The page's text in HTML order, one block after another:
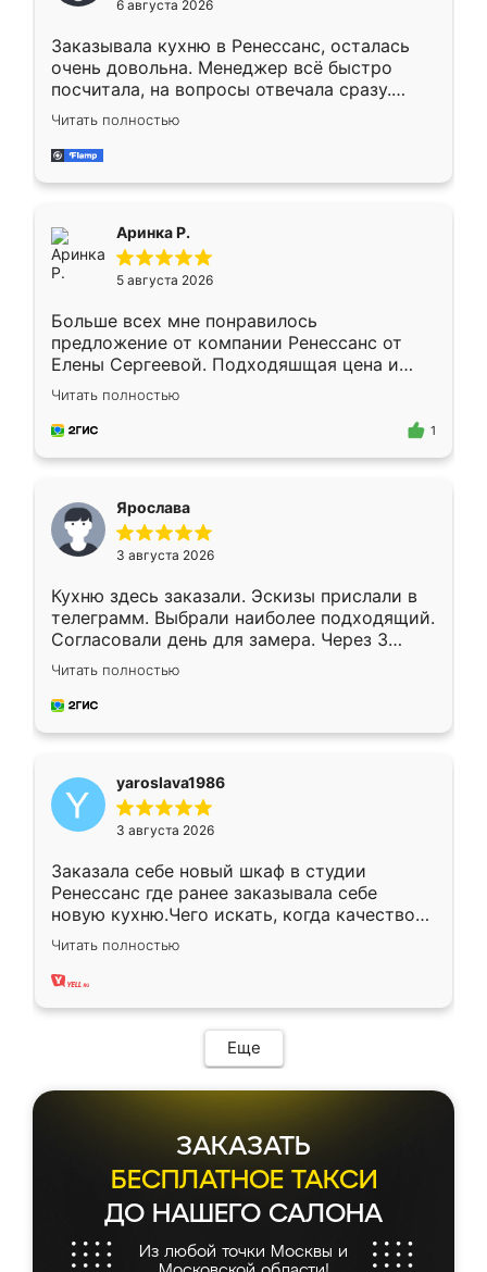
мебели буду заказывать только здесь.
6 августа 2026
Заказывала кухню в Ренессанс, осталась
очень довольна. Менеджер всё быстро
посчитала, на вопросы отвечала сразу.
Замерщик приехал в субботу, подошёл к
делу со всей ответственностью. Собрали
за день, ребята работали аккуратно, даже
Читать полностью
Аринка Р.
5 августа 2026
Больше всех мне понравилось
предложение от компании Ренессанс от
Елены Сергеевой. Подходяшщая цена и
короткие сроки изготовления. Приехавший
для замера сотрудник Владислав
предложил по моему эскизу самый
Читать полностью
1
Ярослава
3 августа 2026
Кухню здесь заказали. Эскизы прислали в
телеграмм. Выбрали наиболее подходящий.
Согласовали день для замера. Через 3
недели кухня была уже готова. Остались
довольны работой. Спасибо Ренессанс
мебель за качественную работу!
Читать полностью
yaroslava1986
3 августа 2026
Заказала себе новый шкаф в студии
Ренессанс где ранее заказывала себе
новую кухню.Чего искать, когда качеством
вполне довольна. Служит кухня уже почти
два года, нареканий нет.
Читать полностью
Еще
ЗАКАЗАТЬ
БЕСПЛАТНОЕ ТАКСИ
ДО НАШЕГО САЛОНА
Из любой точки Москвы и